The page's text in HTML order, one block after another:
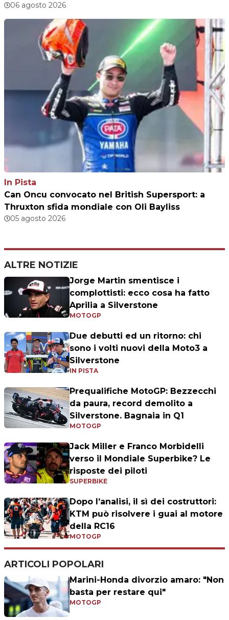
06 agosto 2026
In Pista
Can Oncu convocato nel British Supersport: a
Thruxton sfida mondiale con Oli Bayliss
05 agosto 2026
ALTRE NOTIZIE
Jorge Martin smentisce i
complottisti: ecco cosa ha fatto
Aprilia a Silverstone
MOTOGP
Due debutti ed un ritorno: chi
sono i volti nuovi della Moto3 a
Silverstone
IN PISTA
Prequalifiche MotoGP: Bezzecchi
da paura, record demolito a
Silverstone. Bagnaia in Q1
MOTOGP
Jack Miller e Franco Morbidelli
verso il Mondiale Superbike? Le
risposte dei piloti
SUPERBIKE
Dopo l’analisi, il sì dei costruttori:
KTM può risolvere i guai al motore
della RC16
MOTOGP
ARTICOLI POPOLARI
Marini-Honda divorzio amaro: "Non
basta per restare qui"
MOTOGP